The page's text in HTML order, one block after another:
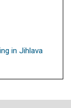
in Jihlava